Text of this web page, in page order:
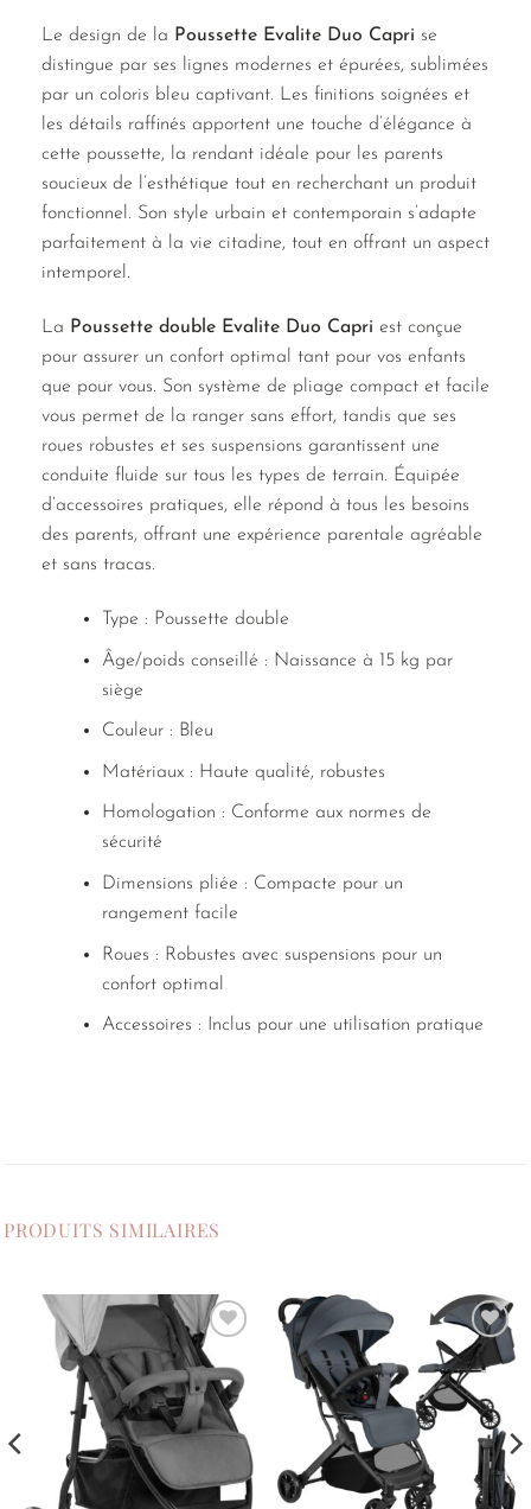
Le design de la Poussette Evalite Duo Capri se
distingue par ses lignes modernes et épurées, sublimées
par un coloris bleu captivant. Les finitions soignées et
les détails raffinés apportent une touche d’élégance à
cette poussette, la rendant idéale pour les parents
soucieux de l’esthétique tout en recherchant un produit
fonctionnel. Son style urbain et contemporain s’adapte
parfaitement à la vie citadine, tout en offrant un aspect
intemporel.
La Poussette double Evalite Duo Capri est conçue
pour assurer un confort optimal tant pour vos enfants
que pour vous. Son système de pliage compact et facile
vous permet de la ranger sans effort, tandis que ses
roues robustes et ses suspensions garantissent une
conduite fluide sur tous les types de terrain. Équipée
d’accessoires pratiques, elle répond à tous les besoins
des parents, offrant une expérience parentale agréable
et sans tracas.
Type : Poussette double
Âge/poids conseillé : Naissance à 15 kg par
siège
Couleur : Bleu
Matériaux : Haute qualité, robustes
Homologation : Conforme aux normes de
sécurité
Dimensions pliée : Compacte pour un
rangement facile
Roues : Robustes avec suspensions pour un
confort optimal
Accessoires : Inclus pour une utilisation pratique
PRODUITS SIMILAIRES
Ajouter
à la
liste de
souhaits
Ajouter
à la
liste de
souhaits